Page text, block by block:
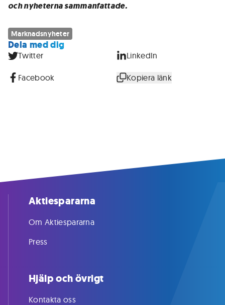
och nyheterna sammanfattade.
Marknadsnyheter
Dela med dig
Twitter LinkedIn
Facebook Kopiera länk
Aktiespararna
Om Aktiespararna
Press
Hjälp och övrigt
Kontakta oss